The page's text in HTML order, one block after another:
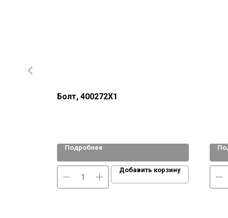
Болт, 400272Х1
Подробнее
Добавить корзину